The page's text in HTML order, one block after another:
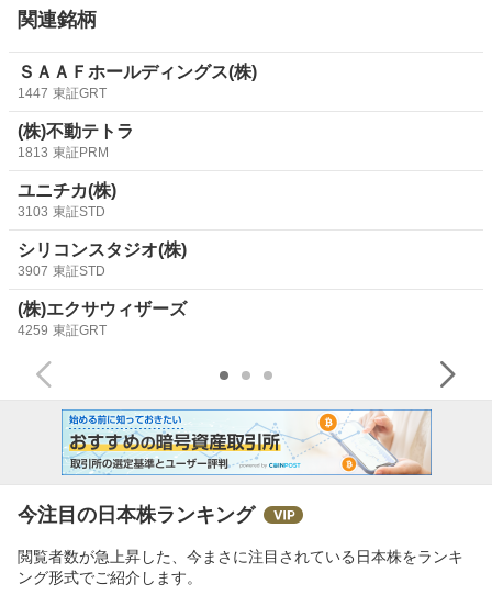
関連銘柄
ＳＡＡＦホールディングス(株)
1447 東証GRT
(株)不動テトラ
1813 東証PRM
ユニチカ(株)
3103 東証STD
シリコンスタジオ(株)
3907 東証STD
(株)エクサウィザーズ
4259 東証GRT
今注目の日本株ランキング
閲覧者数が急上昇した、今まさに注目されている日本株をランキ
ング形式でご紹介します。